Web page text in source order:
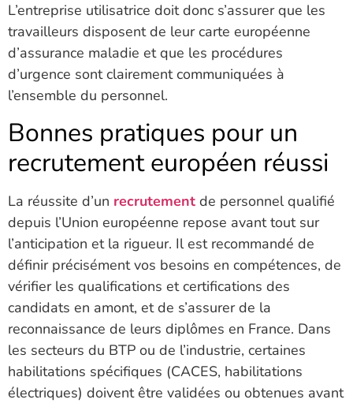
L’entreprise utilisatrice doit donc s’assurer que les
travailleurs disposent de leur carte européenne
d’assurance maladie et que les procédures
d’urgence sont clairement communiquées à
l’ensemble du personnel.
Bonnes pratiques pour un
recrutement européen réussi
La réussite d’un recrutement de personnel qualifié
depuis l’Union européenne repose avant tout sur
l’anticipation et la rigueur. Il est recommandé de
définir précisément vos besoins en compétences, de
vérifier les qualifications et certifications des
candidats en amont, et de s’assurer de la
reconnaissance de leurs diplômes en France. Dans
les secteurs du BTP ou de l’industrie, certaines
habilitations spécifiques (CACES, habilitations
électriques) doivent être validées ou obtenues avant